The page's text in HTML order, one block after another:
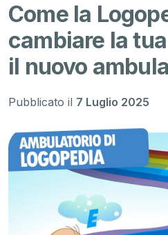
Come la
cambiare la
il nuovo
Pubblicato il 7 Luglio 2025